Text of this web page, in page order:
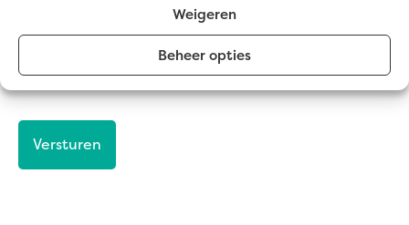
Weigeren
Beheer opties
Toegestane bestandstypen: jpg, jpeg, png, gif, webp,
pdf, word, wordx, Max. bestandsgrootte: 64 MB.